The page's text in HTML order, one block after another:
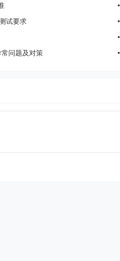
试要求
问题及对策